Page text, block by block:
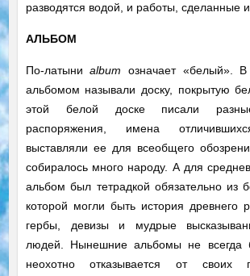
разводятся водой, и работы, сделанные
АЛЬБОМ
По-латыниalbum означает «белый».
альбомом называли доску, покрытую
этой белой доске писали
распоряжения, имена
выставляли ее для всеобщего
собиралось много народу. А для
альбом был тетрадкой обязательно из
которой могли быть история древнего
гербы, девизы и мудрые
людей. Нынешние альбомы не всегда
неохотно отказывается от своих